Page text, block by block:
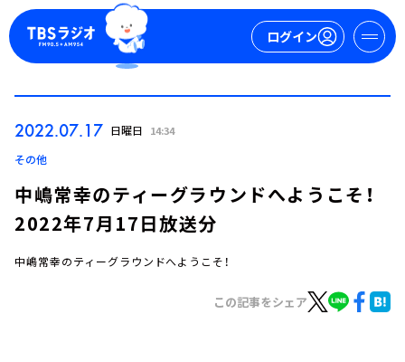
ログイン
2022.07.17 日曜日 14:34
その他
中嶋常幸のティーグラウンドへようこそ！
2022年7月17日放送分
中嶋常幸のティーグラウンドへようこそ！
この記事をシェア